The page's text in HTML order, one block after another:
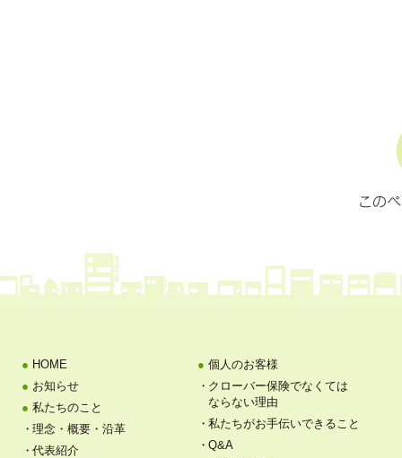
HOME
お知らせ
私たちのこと
理念・概要・沿革
代表紹介
個人のお客様
クローバー保険でなくては
ならない理由
私たちがお手伝いできること
Q&A